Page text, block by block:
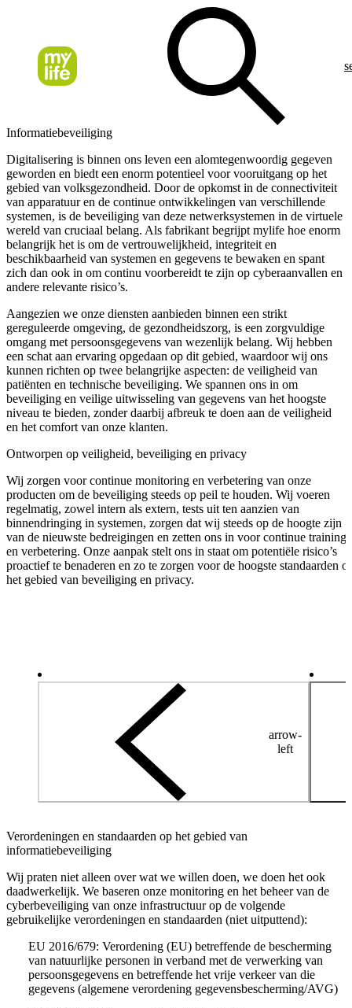
Informatiebeveiliging
Digitalisering is binnen ons leven een alomtegenwoordig gegeven
geworden en biedt een enorm potentieel voor vooruitgang op het
gebied van volksgezondheid. Door de opkomst in de connectiviteit
van apparatuur en de continue ontwikkelingen van verschillende
systemen, is de beveiliging van deze netwerksystemen in de virtuele
wereld van cruciaal belang. Als fabrikant begrijpt mylife hoe enorm
belangrijk het is om de vertrouwelijkheid, integriteit en
beschikbaarheid van systemen en gegevens te bewaken en spant
zich dan ook in om continu voorbereidt te zijn op cyberaanvallen en
andere relevante risico’s.
Aangezien we onze diensten aanbieden binnen een strikt
gereguleerde omgeving, de gezondheidszorg, is een zorgvuldige
omgang met persoonsgegevens van wezenlijk belang. Wij hebben
een schat aan ervaring opgedaan op dit gebied, waardoor wij ons
kunnen richten op twee belangrijke aspecten: de veiligheid van
patiënten en technische beveiliging. We spannen ons in om
beveiliging en veilige uitwisseling van gegevens van het hoogste
niveau te bieden, zonder daarbij afbreuk te doen aan de veiligheid
en het comfort van onze klanten.
Ontworpen op veiligheid, beveiliging en privacy
Wij zorgen voor continue monitoring en verbetering van onze
producten om de beveiliging steeds op peil te houden. Wij voeren
regelmatig, zowel intern als extern, tests uit ten aanzien van
binnendringing in systemen, zorgen dat wij steeds op de hoogte zijn
van de nieuwste bedreigingen en zetten ons in voor continue training
en verbetering. Onze aanpak stelt ons in staat om potentiële risico’s
proactief te benaderen en zo te zorgen voor de hoogste standaarden
het gebied van beveiliging en privacy.
arrow-
left
Verordeningen en standaarden op het gebied van
informatiebeveiliging
Wij praten niet alleen over wat we willen doen, we doen het ook
daadwerkelijk. We baseren onze monitoring en het beheer van de
cyberbeveiliging van onze infrastructuur op de volgende
gebruikelijke verordeningen en standaarden (niet uitputtend):
EU 2016/679: Verordening (EU) betreffende de bescherming
van natuurlijke personen in verband met de verwerking van
persoonsgegevens en betreffende het vrije verkeer van die
gegevens (algemene verordening gegevensbescherming/AVG)